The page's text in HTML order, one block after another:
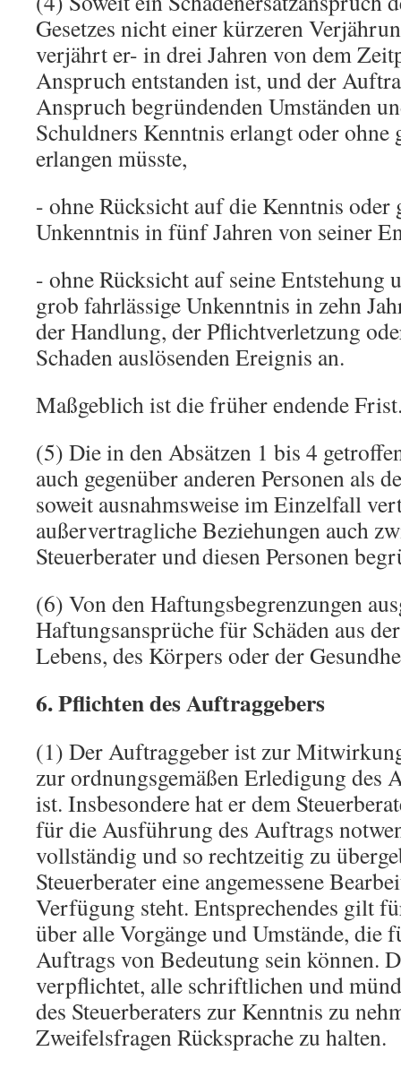
Gesetzes nicht einer kürzeren
verjährt er- in drei Jahren von dem
Anspruch entstanden ist, und der
Anspruch begründenden Umständen
Schuldners Kenntnis erlangt oder ohne
erlangen müsste,
- ohne Rücksicht auf die Kenntnis oder
Unkenntnis in fünf Jahren von seiner
- ohne Rücksicht auf seine Entstehung
grob fahrlässige Unkenntnis in zehn
der Handlung, der Pflichtverletzung
Schaden auslösenden Ereignis an.
Maßgeblich ist die früher endende
(5) Die in den Absätzen 1 bis 4
auch gegenüber anderen Personen als
soweit ausnahmsweise im Einzelfall
außervertragliche Beziehungen auch
Steuerberater und diesen Personen
(6) Von den Haftungsbegrenzungen
Haftungsansprüche für Schäden aus
Lebens, des Körpers oder der
6. Pflichten des Auftraggebers
(1) Der Auftraggeber ist zur
zur ordnungsgemäßen Erledigung des
ist. Insbesondere hat er dem
für die Ausführung des Auftrags
vollständig und so rechtzeitig zu
Steuerberater eine angemessene
Verfügung steht. Entsprechendes gilt
über alle Vorgänge und Umstände, die
Auftrags von Bedeutung sein können.
verpflichtet, alle schriftlichen und
des Steuerberaters zur Kenntnis zu
Zweifelsfragen Rücksprache zu halten.